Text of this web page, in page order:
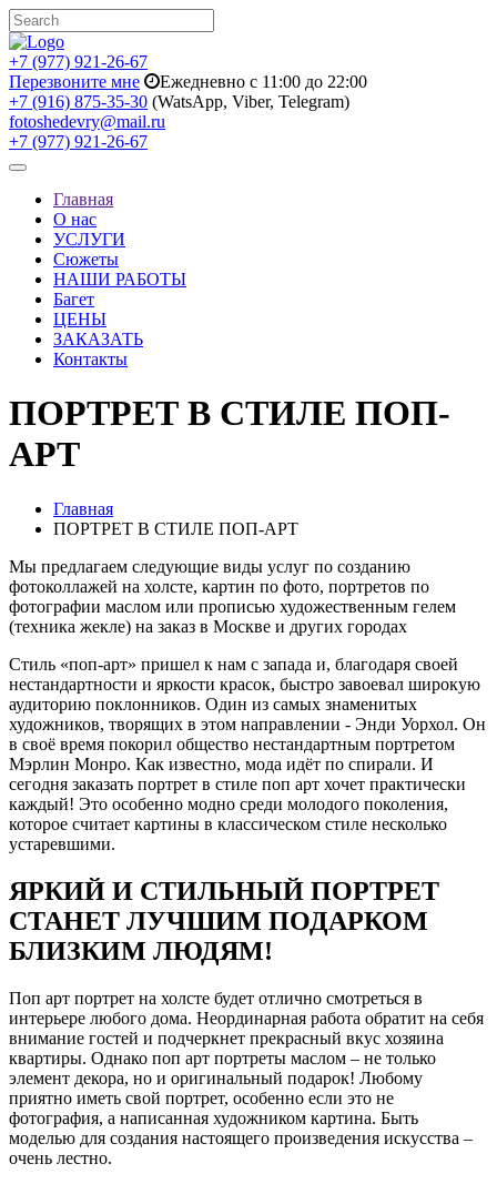
+7 (977) 921-26-67
Перезвоните мне
Ежедневно с 11:00 до 22:00
+7 (916) 875-35-30 (WatsApp, Viber, Telegram)
fotoshedevry@mail.ru
+7 (977) 921-26-67
Toggle
navigationГлавная
О нас
УСЛУГИ
Сюжеты
НАШИ РАБОТЫ
Багет
ЦЕНЫ
ЗАКАЗАТЬ
Контакты
ПОРТРЕТ В СТИЛЕ ПОП-
АРТ
Главная
ПОРТРЕТ В СТИЛЕ ПОП-АРТ
Мы предлагаем следующие виды услуг по созданию
фотоколлажей на холсте, картин по фото, портретов по
фотографии маслом или прописью художественным гелем
(техника жекле) на заказ в Москве и других городах
Стиль «поп-арт» пришел к нам с запада и, благодаря своей
нестандартности и яркости красок, быстро завоевал широкую
аудиторию поклонников. Один из самых знаменитых
художников, творящих в этом направлении - Энди Уорхол. Он
в своё время покорил общество нестандартным портретом
Мэрлин Монро. Как известно, мода идёт по спирали. И
сегодня заказать портрет в стиле поп арт хочет практически
каждый! Это особенно модно среди молодого поколения,
которое считает картины в классическом стиле несколько
устаревшими.
ЯРКИЙ И СТИЛЬНЫЙ ПОРТРЕТ
СТАНЕТ ЛУЧШИМ ПОДАРКОМ
БЛИЗКИМ ЛЮДЯМ!
Поп арт портрет на холсте будет отлично смотреться в
интерьере любого дома. Неординарная работа обратит на себя
внимание гостей и подчеркнет прекрасный вкус хозяина
квартиры. Однако поп арт портреты маслом – не только
элемент декора, но и оригинальный подарок! Любому
приятно иметь свой портрет, особенно если это не
фотография, а написанная художником картина. Быть
моделью для создания настоящего произведения искусства –
очень лестно.